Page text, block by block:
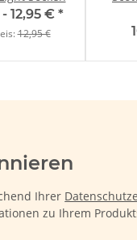
- 12,95 € *
12,95 €
Ihrer
zu Ihrem